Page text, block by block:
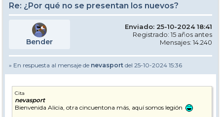
Re: ¿Por qué no se presentan los nuevos?
Bender
Enviado: 25-10-2024 18:41
Registrado: 15 años antes
Mensajes: 14.240
» En respuesta al mensaje de nevasport del 25-10-2024 15:36
Cita
nevasport
Bienvenida Alicia, otra cincuentona más, aquí somos legión